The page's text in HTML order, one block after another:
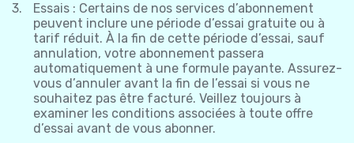
Essais : Certains de nos services d’abonnement
peuvent inclure une période d’essai gratuite ou à
tarif réduit. À la fin de cette période d’essai, sauf
annulation, votre abonnement passera
automatiquement à une formule payante. Assurez-
vous d’annuler avant la fin de l’essai si vous ne
souhaitez pas être facturé. Veillez toujours à
examiner les conditions associées à toute offre
d’essai avant de vous abonner.